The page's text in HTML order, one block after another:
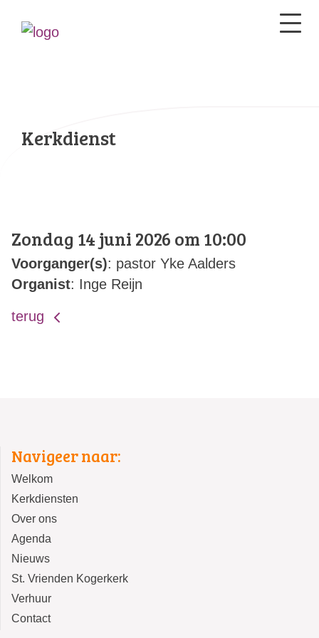
Kerkdienst
Zondag 14 juni 2026 om 10:00
Voorganger(s): pastor Yke Aalders
Organist: Inge Reijn
terug
Navigeer naar:
Welkom
Kerkdiensten
Over ons
Agenda
Nieuws
St. Vrienden Kogerkerk
Verhuur
Contact